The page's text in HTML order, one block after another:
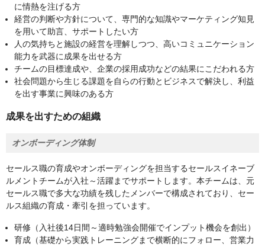
に情熱を注げる方
経営の判断や方針について、専門的な知識やマーケティング知見
を用いて助言、サポートしたい方
人の気持ちと施設の経営を理解しつつ、高いコミュニケーション
能力を武器に成果を出せる方
チームの目標達成や、企業の採用成功などの結果にこだわれる方
社会問題から生じる課題を自らの行動とビジネスで解決し、利益
を出す事業に興味のある方
成果を出すための組織
オンボーディング体制
セールス職の育成やオンボーディングを担当するセールスイネーブ
ルメントチームが入社～活躍までサポートします。本チームは、元
セールス職で多大な功績を残したメンバーで構成されており、セー
ルス組織の育成・牽引を担っています。
研修（入社後14日間～適時勉強会開催でインプット機会を創出）
育成（基礎から実践トレーニングまで横断的にフォロー、営業力